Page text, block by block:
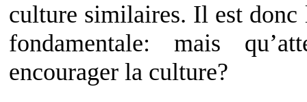
culture similaires. Il est donc
fondamentale: mais
encourager la culture?